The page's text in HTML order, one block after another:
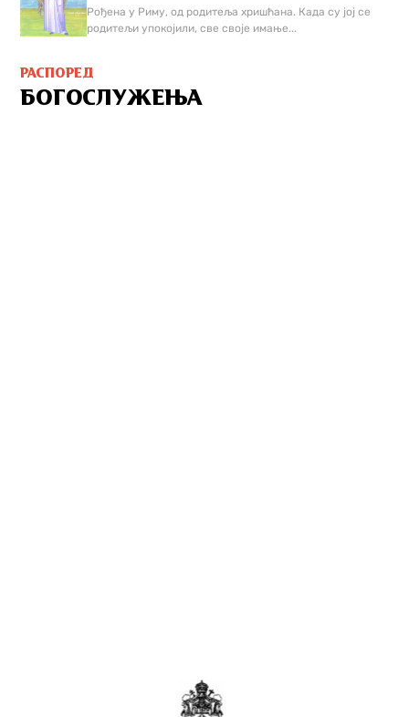
Рођена у Риму, од родитеља хришћана. Када су јој се
родитељи упокојили, све своје имање...
РАСПОРЕД
БОГОСЛУЖЕЊА